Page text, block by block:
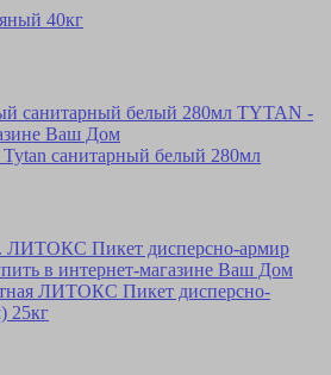
40кг
санитарный белый 280мл
ЛИТОКС Пикет дисперсно-
25кг